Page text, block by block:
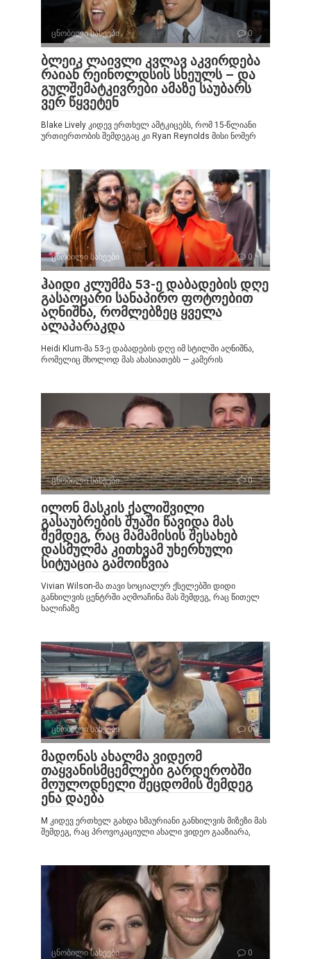
ცნობილი სახეები 0
ბლეიკ ლაივლი კვლავ აკვირდება
რაიან რეინოლდსის სხეულს – და
გულშემატკივრები ამაზე საუბარს
ვერ წყვეტენ
Blake Lively კიდევ ერთხელ ამტკიცებს, რომ 15-წლიანი
ურთიერთობის შემდეგაც კი Ryan Reynolds მისი ნომერ
ცნობილი სახეები 0
ჰაიდი კლუმმა 53-ე დაბადების დღე
გასაოცარი სანაპირო ფოტოებით
აღნიშნა, რომლებზეც ყველა
ალაპარაკდა
Heidi Klum-მა 53-ე დაბადების დღე იმ სტილში აღნიშნა,
რომელიც მხოლოდ მას ახასიათებს — კამერის
ცნობილი სახეები 0
ილონ მასკის ქალიშვილი
გასაუბრების შუაში წავიდა მას
შემდეგ, რაც მამამისის შესახებ
დასმულმა კითხვამ უხერხული
სიტუაცია გამოიწვია
Vivian Wilson-მა თავი სოციალურ ქსელებში დიდი
განხილვის ცენტრში აღმოაჩინა მას შემდეგ, რაც წითელ
ხალიჩაზე
ცნობილი სახეები 0
მადონას ახალმა ვიდეომ
თაყვანისმცემლები გარდერობში
მოულოდნელი შეცდომის შემდეგ
ენა დაება
M კიდევ ერთხელ გახდა ხმაურიანი განხილვის მიზეზი მას
შემდეგ, რაც პროვოკაციული ახალი ვიდეო გააზიარა,
ცნობილი სახეები 0